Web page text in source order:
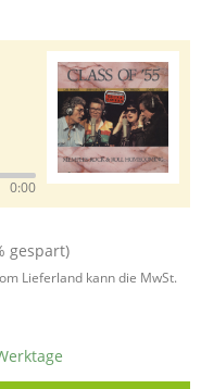
0:00
gespart)
Lieferland kann die MwSt.